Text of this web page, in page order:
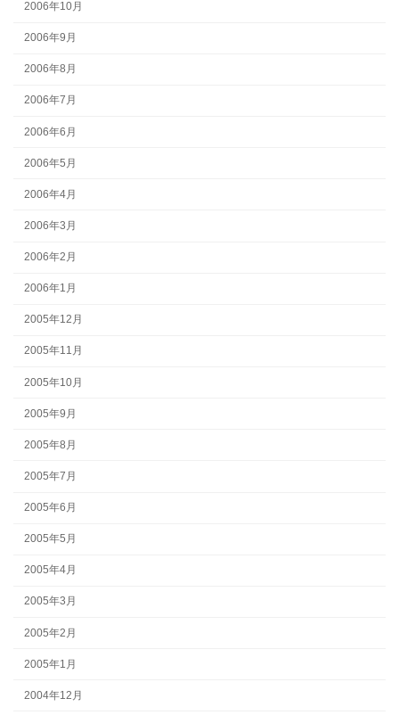
2006年10月
2006年9月
2006年8月
2006年7月
2006年6月
2006年5月
2006年4月
2006年3月
2006年2月
2006年1月
2005年12月
2005年11月
2005年10月
2005年9月
2005年8月
2005年7月
2005年6月
2005年5月
2005年4月
2005年3月
2005年2月
2005年1月
2004年12月